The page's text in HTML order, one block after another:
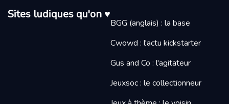
Sites ludiques qu'on ♥
BGG (anglais) : la base
Cwowd : l'actu kickstarter
Gus and Co : l'agitateur
Jeuxsoc : le collectionneur